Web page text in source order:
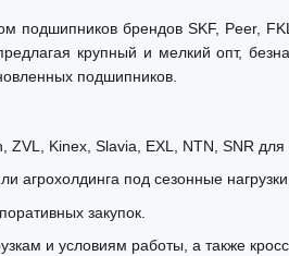
брендов SKF, Peer,
крупный и мелкий опт,
подшипников.
Kinex, Slavia, EXL, NTN, SNR для
агрохолдинга под сезонные
закупок.
и условиям работы, а также